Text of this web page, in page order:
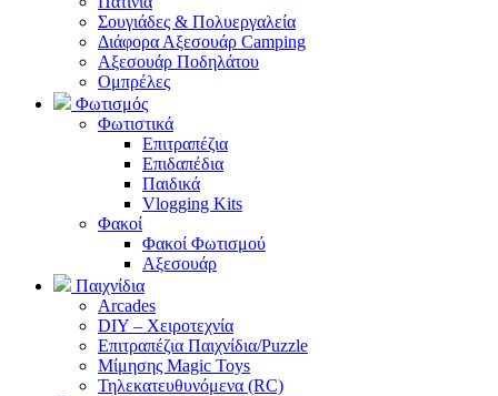
Σουγιάδες & Πολυεργαλεία
Διάφορα Αξεσουάρ Camping
Αξεσουάρ Ποδηλάτου
Ομπρέλες
Φωτισμός
Φωτιστικά
Επιτραπέζια
Επιδαπέδια
Παιδικά
Vlogging Kits
Φακοί
Φακοί Φωτισμού
Αξεσουάρ
Παιχνίδια
Arcades
DIY – Χειροτεχνία
Επιτραπέζια Παιχνίδια/Puzzle
Μίμησης Magic Toys
Τηλεκατευθυνόμενα (RC)